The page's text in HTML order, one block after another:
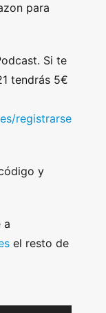
para
Si te
tendrás 5€
registrarse
y
a
el resto de